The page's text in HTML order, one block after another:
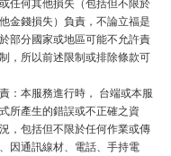
任何其他損失（包括但不限於
金錢損失）負責，不論立福是
部分國家或地區可能不允許責
，所以前述限制或排除條款可
：本服務進行時， 台端或本服
所產生的錯誤或不正確之資
，包括但不限於任何作業或傳
因通訊線材、電話、手持電